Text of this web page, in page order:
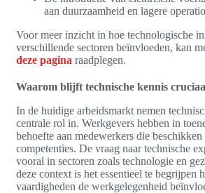
aan duurzaamheid en lagere
Voor meer inzicht in hoe technologische
verschillende sectoren beïnvloeden, kan
deze pagina raadplegen.
Waarom blijft technische kennis
In de huidige arbeidsmarkt nemen
centrale rol in. Werkgevers hebben in
behoefte aan medewerkers die
competenties. De vraag naar technische
vooral in sectoren zoals technologie en
deze context is het essentieel te begrijpen
vaardigheden de werkgelegenheid